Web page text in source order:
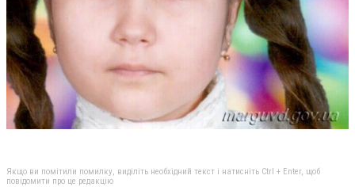
Якщо ви помітили помилку, виділіть необхідний текст і натисніть Ctrl + Enter, щоб
повідомити про це редакцію